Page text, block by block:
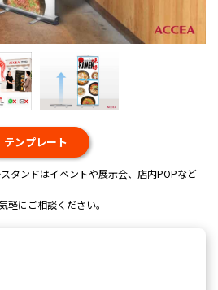
テンプレート
タンドはイベントや展示会、店内POPなど
軽にご相談ください。